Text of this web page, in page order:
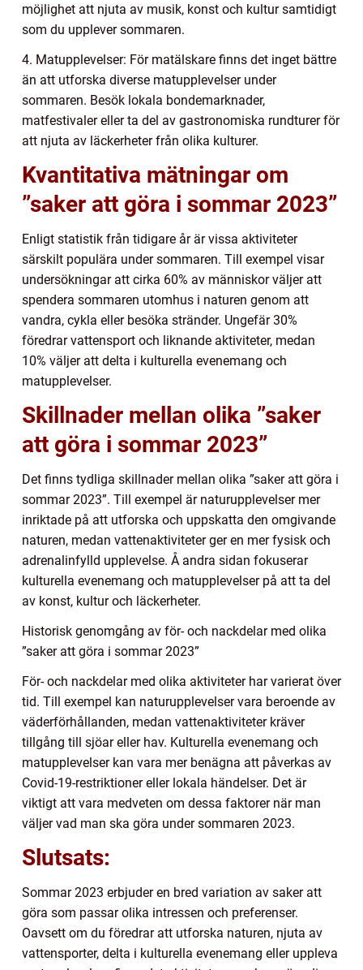
möjlighet att njuta av musik, konst och kultur samtidigt
som du upplever sommaren.
4. Matupplevelser: För matälskare finns det inget bättre
än att utforska diverse matupplevelser under
sommaren. Besök lokala bondemarknader,
matfestivaler eller ta del av gastronomiska rundturer för
att njuta av läckerheter från olika kulturer.
Kvantitativa mätningar om
”saker att göra i sommar 2023”
Enligt statistik från tidigare år är vissa aktiviteter
särskilt populära under sommaren. Till exempel visar
undersökningar att cirka 60% av människor väljer att
spendera sommaren utomhus i naturen genom att
vandra, cykla eller besöka stränder. Ungefär 30%
föredrar vattensport och liknande aktiviteter, medan
10% väljer att delta i kulturella evenemang och
matupplevelser.
Skillnader mellan olika ”saker
att göra i sommar 2023”
Det finns tydliga skillnader mellan olika ”saker att göra i
sommar 2023”. Till exempel är naturupplevelser mer
inriktade på att utforska och uppskatta den omgivande
naturen, medan vattenaktiviteter ger en mer fysisk och
adrenalinfylld upplevelse. Å andra sidan fokuserar
kulturella evenemang och matupplevelser på att ta del
av konst, kultur och läckerheter.
Historisk genomgång av för- och nackdelar med olika
”saker att göra i sommar 2023”
För- och nackdelar med olika aktiviteter har varierat över
tid. Till exempel kan naturupplevelser vara beroende av
väderförhållanden, medan vattenaktiviteter kräver
tillgång till sjöar eller hav. Kulturella evenemang och
matupplevelser kan vara mer benägna att påverkas av
Covid-19-restriktioner eller lokala händelser. Det är
viktigt att vara medveten om dessa faktorer när man
väljer vad man ska göra under sommaren 2023.
Slutsats:
Sommar 2023 erbjuder en bred variation av saker att
göra som passar olika intressen och preferenser.
Oavsett om du föredrar att utforska naturen, njuta av
vattensporter, delta i kulturella evenemang eller uppleva